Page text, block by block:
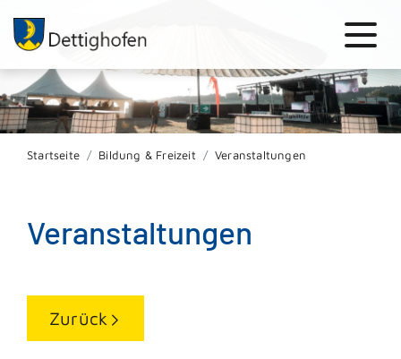
Startseite Bildung & Freizeit Veranstaltungen
Veranstaltungen
Zurück